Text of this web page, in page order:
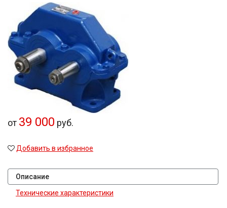
от 39 000 руб.
Добавить в избранное
Описание
Технические характеристики